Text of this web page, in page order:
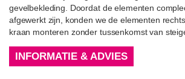
gevelbekleding. Doordat de elementen
afgewerkt zijn, konden we de elementen
kraan monteren zonder tussenkomst van
INFORMATIE & ADVIES